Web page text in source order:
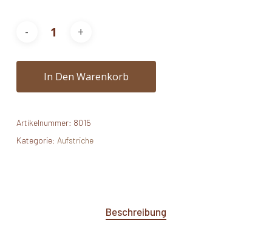
In Den Warenkorb
Artikelnummer: 8015
Kategorie: Aufstriche
Beschreibung